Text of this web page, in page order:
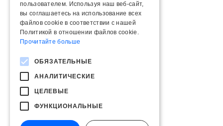
пользователем. Используя наш веб-сайт,
вы соглашаетесь на использование всех
файлов cookie в соответствии с нашей
Политикой в ​​отношении файлов cookie.
Прочитайте больше
ОБЯЗАТЕЛЬНЫЕ
АНАЛИТИЧЕСКИЕ
ЦЕЛЕВЫЕ
ФУНКЦИОНАЛЬНЫЕ